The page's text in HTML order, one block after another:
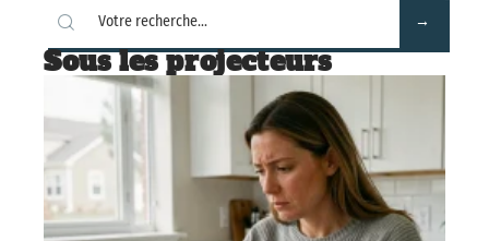
Sous les projecteurs